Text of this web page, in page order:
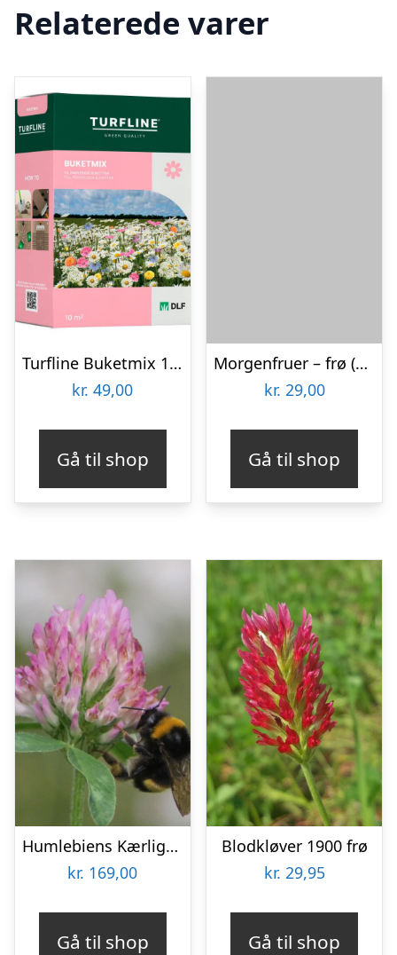
Relaterede varer
Turfline Buketmix 10 m2
kr. 49,00
Gå til shop
Morgenfruer – frø (øko)
kr. 29,00
Gå til shop
Humlebiens Kærlighed – Blomsterfrø 30m2
kr. 169,00
Gå til shop
Blodkløver 1900 frø
kr. 29,95
Gå til shop